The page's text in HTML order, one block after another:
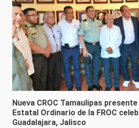
Nueva CROC Tamaulipas
Estatal Ordinario de la FROC
Guadalajara, Jalisco